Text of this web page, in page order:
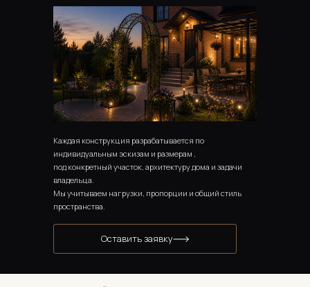
Каждая конструкция разрабатывается по
индивидуальным эскизам и размерам ,
под конкретный участок, архитектуру дома и задачи
владельца.
Мы учитываем нагрузки, пропорции и общий стиль
пространства.
Оставить заявку